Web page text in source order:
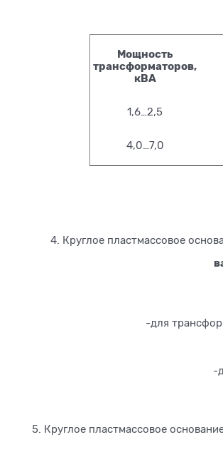
Мощность
трансформаторов,
кВА
1,6…2,5
4,0…7,0
4. Круглое пластмассовое
-для
-
5. Круглое пластмассовое